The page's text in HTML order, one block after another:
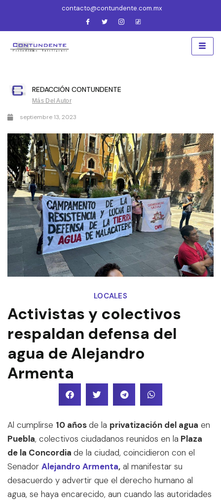
contacto@contundente.com.mx
REDACCIÓN CONTUNDENTE
Más Del Autor
septiembre 13, 2023
LOCALES
Activistas y colectivos
respaldan defensa del
agua de Alejandro
Armenta
Al cumplirse 10 añosde la privatización del agua en
Puebla, colectivos ciudadanos reunidos en la Plaza
de la Concordia de la ciudad, coincidieron con el
Senador Alejandro Armenta, al manifestar su
desacuerdo y advertir que el derecho humano al
agua, se haya encarecido, aun cuando las autoridades